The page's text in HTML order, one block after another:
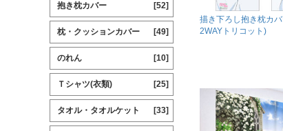
描き下ろし抱き枕カ
2WAYトリコット)
抱き枕カバー [52]
枕・クッションカバー [49]
のれん [10]
Ｔシャツ(衣類) [25]
タオル・タオルケット [33]